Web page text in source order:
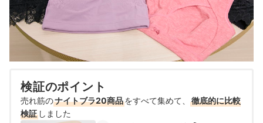
検証のポイント
売れ筋のナイトブラ20商品をすべて集めて、
徹底的に比較
検証 しました